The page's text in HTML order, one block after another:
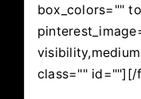
box_colors=""
class="" id=""][/